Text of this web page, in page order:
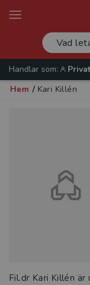
Handlar som:
Hem / Kari Killén
Fil.dr Kari Killén